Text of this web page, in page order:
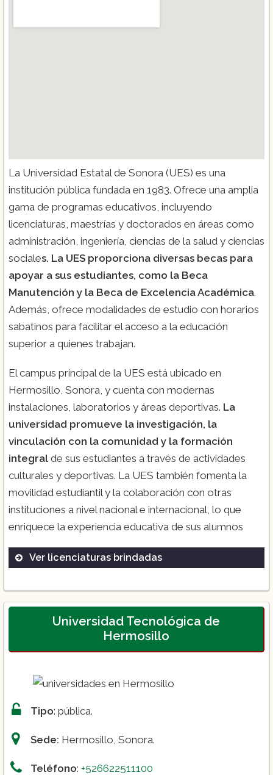
La Universidad Estatal de Sonora (UES) es una
institución pública fundada en 1983. Ofrece una amplia
gama de programas educativos, incluyendo
licenciaturas, maestrías y doctorados en áreas como
administración, ingeniería, ciencias de la salud y ciencias
sociales. La UES proporciona diversas becas para
apoyar a sus estudiantes, como la Beca
Manutención y la Beca de Excelencia Académica.
Además, ofrece modalidades de estudio con horarios
sabatinos para facilitar el acceso a la educación
superior a quienes trabajan.
El campus principal de la UES está ubicado en
Hermosillo, Sonora, y cuenta con modernas
instalaciones, laboratorios y áreas deportivas. La
universidad promueve la investigación, la
vinculación con la comunidad y la formación
integral de sus estudiantes a través de actividades
culturales y deportivas. La UES también fomenta la
movilidad estudiantil y la colaboración con otras
instituciones a nivel nacional e internacional, lo que
enriquece la experiencia educativa de sus alumnos
Ver licenciaturas brindadas
Ingeniería Industrial
Psicología
Ecología
Ingeniería en Software
Nutrición Humana
Universidad Tecnológica de
Hermosillo
Tipo: pública.
Sede: Hermosillo, Sonora.
Teléfono: +526622511100